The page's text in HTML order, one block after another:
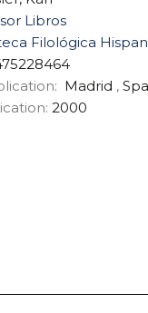
Libros
Filológica
Madrid ,
2000